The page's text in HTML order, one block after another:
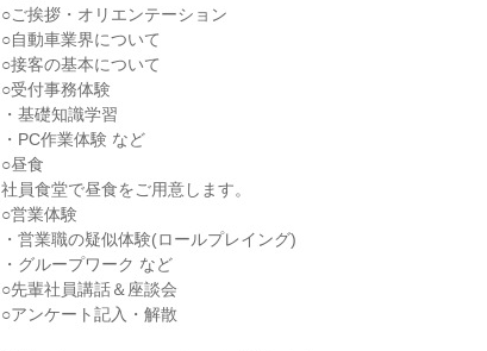
○ご挨拶・オリエンテーション
○自動車業界について
○接客の基本について
○受付事務体験
・基礎知識学習
・PC作業体験 など
○昼食
社員食堂で昼食をご用意します。
○営業体験
・営業職の疑似体験(ロールプレイング)
・グループワーク など
○先輩社員講話＆座談会
○アンケート記入・解散